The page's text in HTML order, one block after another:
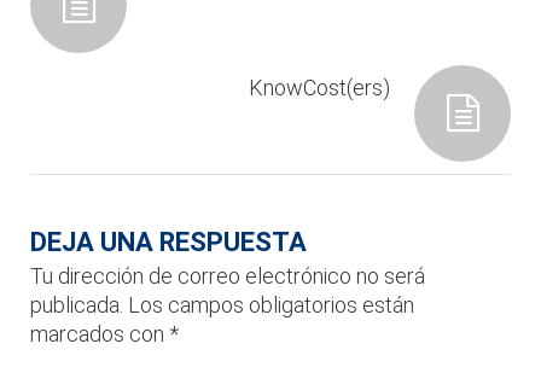
KnowCost(ers)
DEJA UNA RESPUESTA
Tu dirección de correo electrónico no será
publicada. Los campos obligatorios están
marcados con *